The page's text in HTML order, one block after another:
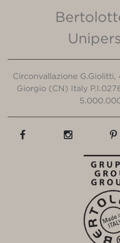
Circonvallazione G.Giolitti,
Giorgio (CN) Italy